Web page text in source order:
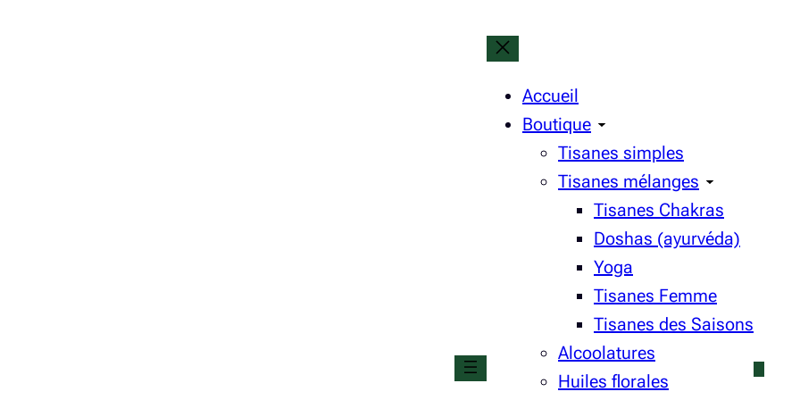
Accueil
Boutique
Tisanes simples
Tisanes mélanges
Tisanes Chakras
Doshas (ayurvéda)
Yoga
Tisanes Femme
Tisanes des Saisons
Alcoolatures
Huiles florales